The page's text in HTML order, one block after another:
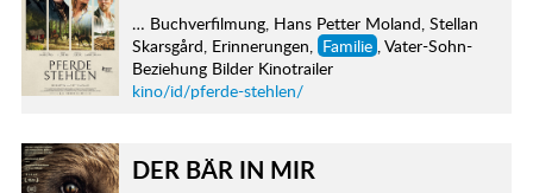
… Buchverfilmung, Hans Petter Moland, Stellan
Skarsgård, Erinnerungen,
Familie , Vater-Sohn-
Beziehung Bilder Kinotrailer
kino/id/pferde-stehlen/
DER BÄR IN MIR